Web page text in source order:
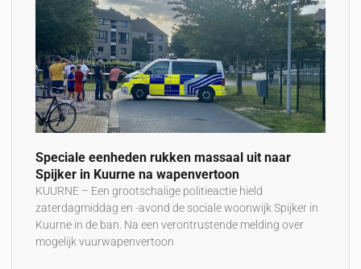
Speciale eenheden rukken massaal uit naar
Spijker in Kuurne na wapenvertoon
KUURNE – Een grootschalige politieactie hield
zaterdagmiddag en -avond de sociale woonwijk Spijker in
Kuurne in de ban. Na een verontrustende melding over
mogelijk vuurwapenvertoon